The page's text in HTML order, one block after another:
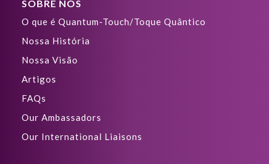
SOBRE NÓS
O que é Quantum-Touch/Toque Quântico
Nossa História
Nossa Visão
Artigos
FAQs
Our Ambassadors
Our International Liaisons